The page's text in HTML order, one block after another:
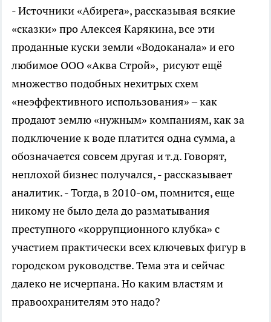
- Источники «Абирега», рассказывая всякие
«сказки» про Алексея Карякина, все эти
проданные куски земли «Водоканала» и его
любимое ООО «Аква Строй», рисуют ещё
множество подобных нехитрых схем
«неэффективного использования» – как
продают землю «нужным» компаниям, как за
подключение к воде платится одна сумма, а
обозначается совсем другая и т.д. Говорят,
неплохой бизнес получался, - рассказывает
аналитик. - Тогда, в 2010-ом, помнится, еще
никому не было дела до разматывания
преступного «коррупционного клубка» с
участием практически всех ключевых фигур в
городском руководстве. Тема эта и сейчас
далеко не исчерпана. Но каким властям и
правоохранителям это надо?